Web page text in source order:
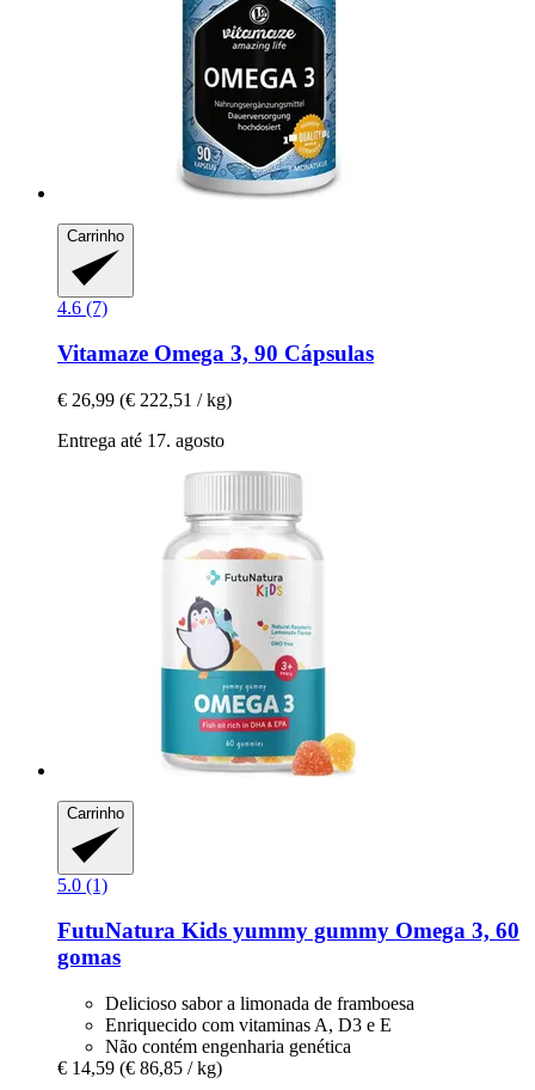
Carrinho
4.6 (7)
Vitamaze Omega 3, 90 Cápsulas
€ 26,99 (€ 222,51 / kg)
Entrega até 17. agosto
Carrinho
5.0 (1)
FutuNatura Kids yummy gummy Omega 3, 60
gomas
Delicioso sabor a limonada de framboesa
Enriquecido com vitaminas A, D3 e E
Não contém engenharia genética
€ 14,59 (€ 86,85 / kg)